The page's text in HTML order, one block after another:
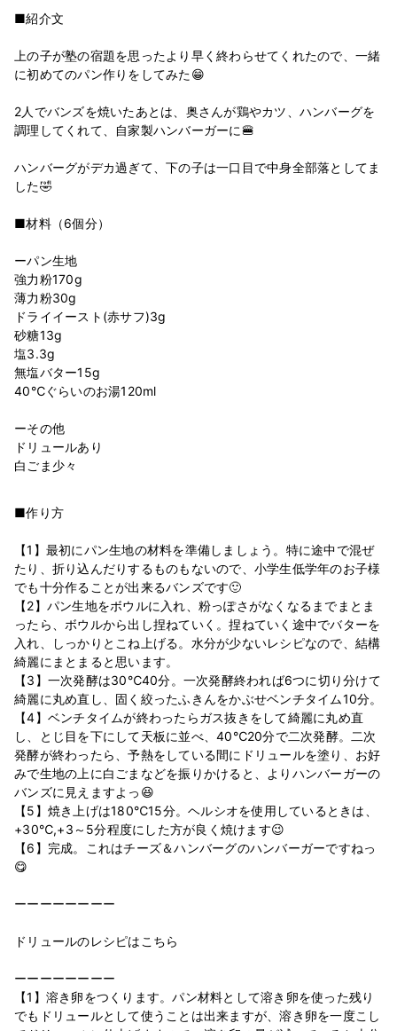
■紹介文
上の子が塾の宿題を思ったより早く終わらせてくれたので、一緒
に初めてのパン作りをしてみた😁
2人でバンズを焼いたあとは、奥さんが鶏やカツ、ハンバーグを
調理してくれて、自家製ハンバーガーに🍔
ハンバーグがデカ過ぎて、下の子は一口目で中身全部落としてま
した🤣
■材料（6個分）
ーパン生地
強力粉170g
薄力粉30g
ドライイースト(赤サフ)3g
砂糖13g
塩3.3g
無塩バター15g
40℃ぐらいのお湯120ml
ーその他
ドリュールあり
■作り方
【1】最初にパン生地の材料を準備しましょう。特に途中で混ぜ
たり、折り込んだりするものもないので、小学生低学年のお子様
でも十分作ることが出来るバンズです🙂
【2】パン生地をボウルに入れ、粉っぽさがなくなるまでまとま
ったら、ボウルから出し捏ねていく。捏ねていく途中でバターを
入れ、しっかりとこね上げる。水分が少ないレシピなので、結構
綺麗にまとまると思います。
【3】一次発酵は30℃40分。一次発酵終われば6つに切り分けて
綺麗に丸め直し、固く絞ったふきんをかぶせベンチタイム10分。
【4】ベンチタイムが終わったらガス抜きをして綺麗に丸め直
し、とじ目を下にして天板に並べ、40℃20分で二次発酵。二次
発酵が終わったら、予熱をしている間にドリュールを塗り、お好
みで生地の上に白ごまなどを振りかけると、よりハンバーガーの
バンズに見えますよっ😆
【5】焼き上げは180℃15分。ヘルシオを使用しているときは、
+30℃,+3～5分程度にした方が良く焼けます😉
【6】完成。これはチーズ＆ハンバーグのハンバーガーですねっ
😋
ーーーーーーーー
ドリュールのレシピはこちら
ーーーーーーーー
【1】溶き卵をつくります。パン材料として溶き卵を使った残り
でもドリュールとして使うことは出来ますが、溶き卵を一度こし